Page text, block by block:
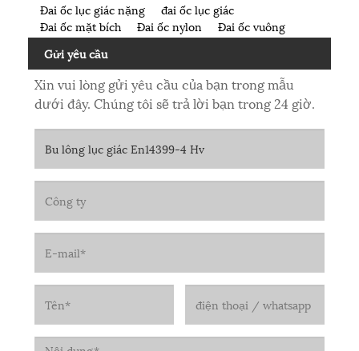
Đai ốc lục giác nặng
đai ốc lục giác
Đai ốc mặt bích
Đai ốc nylon
Đai ốc vuông
Gửi yêu cầu
Xin vui lòng gửi yêu cầu của bạn trong mẫu
dưới đây. Chúng tôi sẽ trả lời bạn trong 24 giờ.